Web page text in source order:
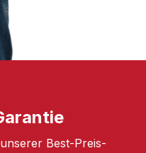
Best-Preis-